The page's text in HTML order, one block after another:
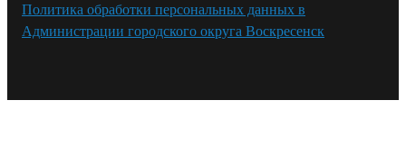
Политика обработки персональных данных в
Администрации городского округа Воскресенск